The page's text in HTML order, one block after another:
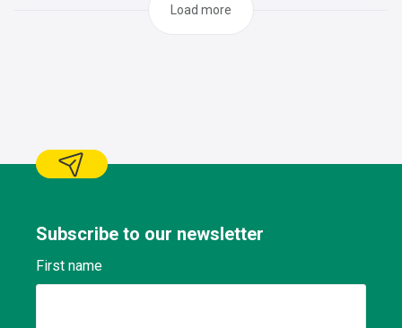
Load more
Subscribe to our newsletter
First name